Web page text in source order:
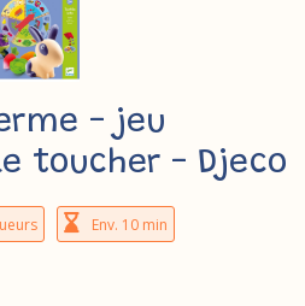
- jeu
toucher - Djeco
Env. 10 min